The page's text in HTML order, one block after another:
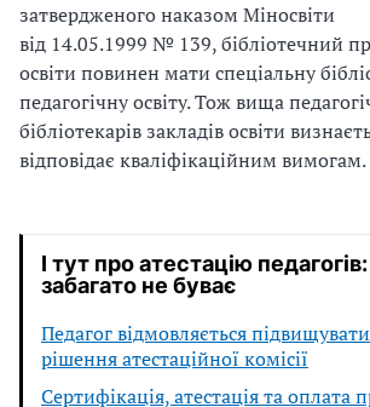
затвердженого наказом Міносвіти
від 14.05.1999 № 139, бібліотечний
освіти повинен мати спеціальну
педагогічну освіту. Тож вища
бібліотекарів закладів освіти
відповідає кваліфікаційним вимогам.
І тут про атестацію
забагато не буває
Педагог відмовляється
рішення атестаційної комісії
Сертифікація, атестація та оплата